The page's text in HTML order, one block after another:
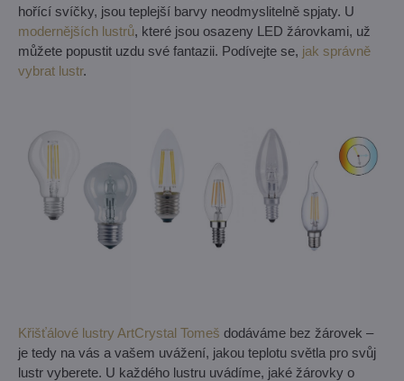
hořící svíčky, jsou teplejší barvy neodmyslitelně spjaty. U
modernějších lustrů, které jsou osazeny LED žárovkami, už
můžete popustit uzdu své fantazii. Podívejte se, jak správně
vybrat lustr.
Křišťálové lustry ArtCrystal Tomeš dodáváme bez žárovek –
je tedy na vás a vašem uvážení, jakou teplotu světla pro svůj
lustr vyberete. U každého lustru uvádíme, jaké žárovky o